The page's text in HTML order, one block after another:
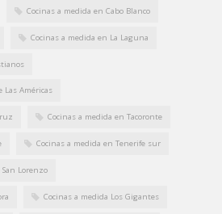
Cocinas a medida en Cabo Blanco
Cocinas a medida en La Laguna
Las Américas
Cocinas a medida en Tacoronte
Cocinas a medida en Tenerife sur
Lorenzo
Cocinas a medida Los Gigantes